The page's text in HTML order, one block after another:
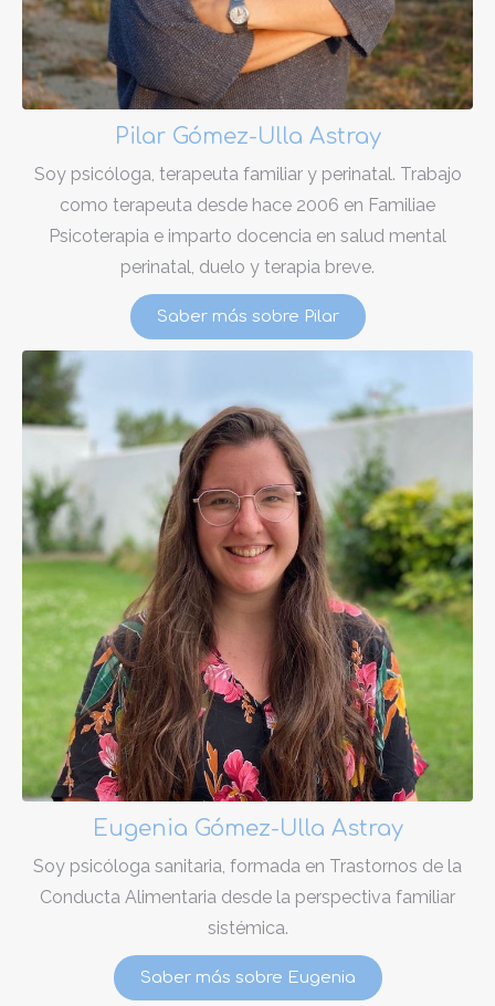
Pilar Gómez-Ulla Astray
Soy psicóloga, terapeuta familiar y perinatal. Trabajo
como terapeuta desde hace 2006 en Familiae
Psicoterapia e imparto docencia en salud mental
perinatal, duelo y terapia breve.
Saber más sobre Pilar
Eugenia Gómez-Ulla Astray
Soy psicóloga sanitaria, formada en Trastornos de la
Conducta Alimentaria desde la perspectiva familiar
sistémica.
Saber más sobre Eugenia